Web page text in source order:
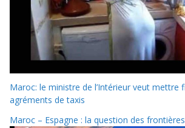
Maroc: le ministre de l’Intérieur veut mettre
agréments de taxis
Maroc – Espagne : la question des